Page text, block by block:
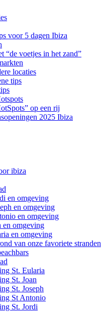
voor 5 dagen Ibiza
“de voetjes in het zand”
locaties
tips
op een rij
2025 Ibiza
ibiza
en omgeving
en omgeving
en omgeving
en omgeving
en omgeving
van onze favoriete stranden
St. Eularia
St. Joan
St. Joseph
St Antonio
St. Jordi